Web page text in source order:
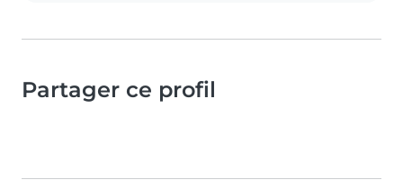
Partager ce profil